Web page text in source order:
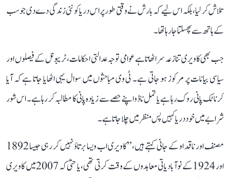
تلاش کر لیا، بلکہ اس لیے کہ بارش نے وقتی طور پر اس دریا کو نئی زندگی دے دی جو سب
کے ہاتھ سے پھسلتا جا رہا تھا۔
جب بھی کاویری تنازعہ سر اٹھاتا ہے عوامی توجہ عدالتی احکامات، ٹریبونل کے فیصلوں اور
سیاسی بیانات پر مرکوز ہو جاتی ہے۔ ٹی وی مباحثوں میں سوال یہی اٹھایا جاتا ہے کہ آیا
کرناٹک پانی روک رہا ہے یا تمل ناڈو اپنے حصے سے زیادہ پانی کا مطالبہ کر رہا ہے۔ اس شور
شرابے میں خود دریا کہیں پس منظر میں چلا جاتا ہے۔
مصنف اور ناقد او کے جانی کہتے ہیں، ’’کاویری اب ویسا برتاؤ نہیں کر رہی جیسا 1892
اور 1924 کے نوآبادیاتی معاہدوں کے وقت کرتی تھی، یا حتیٰ کہ 2007 میں کاویری